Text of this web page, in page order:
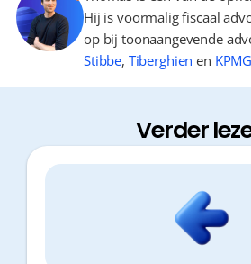
Hij is voormalig fiscaal
op bij toonaangevende
Stibbe, Tiberghien en
Verder